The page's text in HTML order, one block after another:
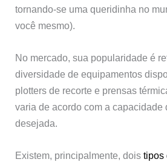
tornando-se uma queridinha no
você mesmo).
No mercado, sua popularidade é
diversidade de equipamentos
plotters de recorte e prensas
varia de acordo com a capacidade
desejada.
Existem, principalmente, doistipos